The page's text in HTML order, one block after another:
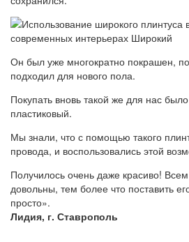
Он был уже многократно покрашен,
подходил для нового пола.
Покупать вновь такой же для нас
пластиковый.
Мы знали, что с помощью такого
провода, и воспользовались этой
Получилось очень даже красиво!
довольны, тем более что поставить
просто».
Лидия, г. Ставрополь